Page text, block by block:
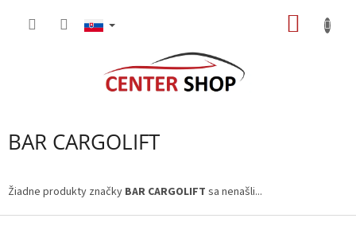
BAR CARGOLIFT
Žiadne produkty značky BAR CARGOLIFT sa nenašli...